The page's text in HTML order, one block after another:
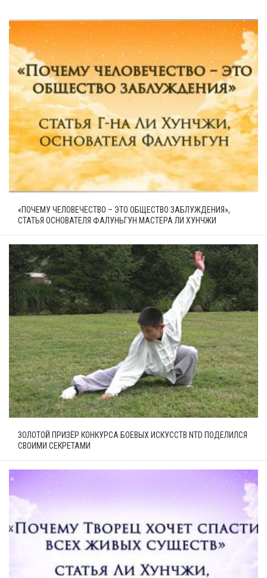
«ПОЧЕМУ ЧЕЛОВЕЧЕСТВО – ЭТО ОБЩЕСТВО ЗАБЛУЖДЕНИЯ»,
СТАТЬЯ ОСНОВАТЕЛЯ ФАЛУНЬГУН МАСТЕРА ЛИ ХУНЧЖИ
ЗОЛОТОЙ ПРИЗЁР КОНКУРСА БОЕВЫХ ИСКУССТВ NTD ПОДЕЛИЛСЯ
СВОИМИ СЕКРЕТАМИ